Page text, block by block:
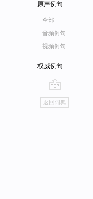
原声例句
全部
音频例句
视频例句
权威例句
go
top
返回词典